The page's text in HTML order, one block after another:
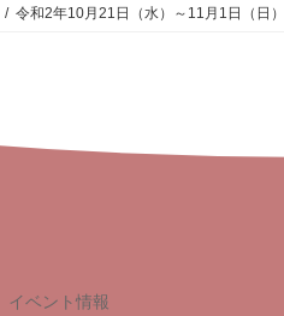
令和2年10月21日（水）～11月1日（日
イベント情報